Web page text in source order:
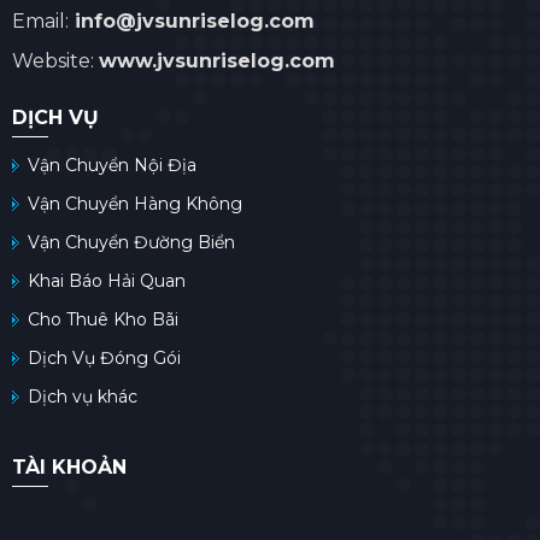
toàn thế giới và là đối tác tin
không quốc tế, dịch vụ vận
chuyển hàng không cũng là
dịch vụ chủ lực của JV
Sunrise Logistics trong thời
kỳ hội nhập.
Email: info@jvsunriselog.com
Website: www.jvsunriselog.com
DỊCH VỤ
Vận Chuyển Nội Địa
Vận Chuyển Hàng Không
Vận Chuyển Đường Biển
Khai Báo Hải Quan
Cho Thuê Kho Bãi
Dịch Vụ Đóng Gói
Dịch vụ khác
TÀI KHOẢN